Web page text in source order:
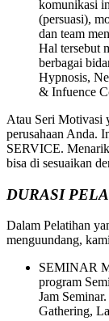
komunikasi
(persuasi),
dan team
Hal tersebut
berbagai
Hypnosis,
& Infuence
Atau Seri Motivasi
perusahaan Anda.
SERVICE.
bisa di sesuaikan
DURASI
Dalam Pelatihan
menguundang,
SEMINAR
program
Jam
Gathering,